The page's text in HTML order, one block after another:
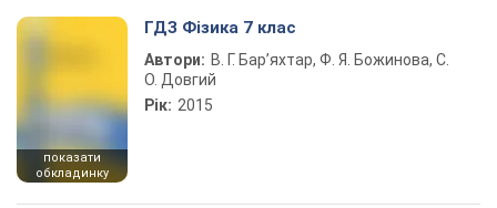
показати
обкладинку
ГДЗ Фізика 7 клас
Автори: В. Г. Бар’яхтар, Ф. Я. Божинова, С.
О. Довгий
Рік: 2015